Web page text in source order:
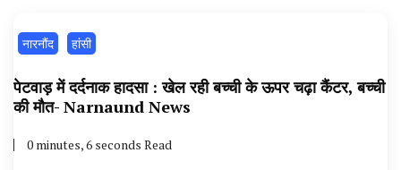
News Live, Hansi News Live, Haryana ki
Taaja Khabar, Haryana Crime News Today,
Weather Update in Haryana, Weather Alert
नारनौंद हांसी
पेटवाड़ में दर्दनाक हादसा : खेल रही बच्ची के ऊपर चढ़ा कैंटर, बच्ची
की मौत- Narnaund News
0 minutes, 6 seconds Read